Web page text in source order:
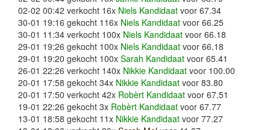
02-02 00:42 verkocht 16x Niels Kandidaat voor 67.34
30-01 19:16 gekocht 116x Niels Kandidaat voor 66.25
30-01 11:34 verkocht 100x Niels Kandidaat voor 66.18
29-01 19:26 gekocht 100x Niels Kandidaat voor 66.18
29-01 19:20 gekocht 100x Sarah Kandidaat voor 65.41
26-01 22:26 verkocht 140x Nikkie Kandidaat voor 100.00
20-01 17:58 gekocht 34x Nikkie Kandidaat voor 83.80
20-01 17:50 verkocht 42x Robèrt Kandidaat voor 67.51
19-01 22:26 gekocht 3x Robèrt Kandidaat voor 67.77
13-01 18:58 gekocht 11x Nikkie Kandidaat voor 77.27